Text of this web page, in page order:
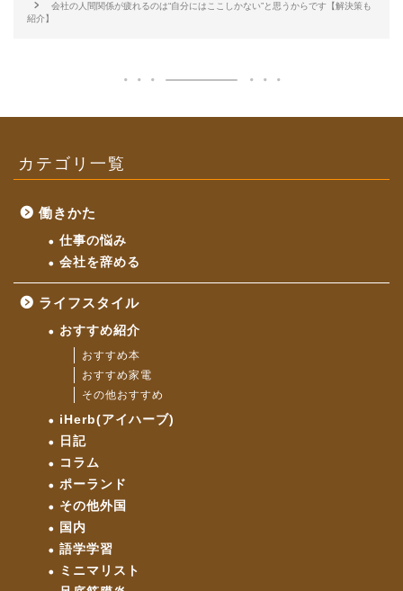
会社の人間関係が疲れるのは“自分にはここしかない”と思うからです【解決策も
紹介】
カテゴリ一覧
働きかた
仕事の悩み
会社を辞める
ライフスタイル
おすすめ紹介
おすすめ本
おすすめ家電
その他おすすめ
iHerb(アイハーブ)
日記
コラム
ポーランド
その他外国
国内
語学学習
ミニマリスト